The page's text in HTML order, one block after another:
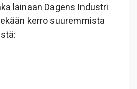
lainaan Dagens Industri
kerro suuremmista